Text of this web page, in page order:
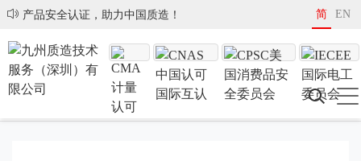
产品安全认证，助力中国质造！ 简 EN
联系我们
关于我们 联系我们